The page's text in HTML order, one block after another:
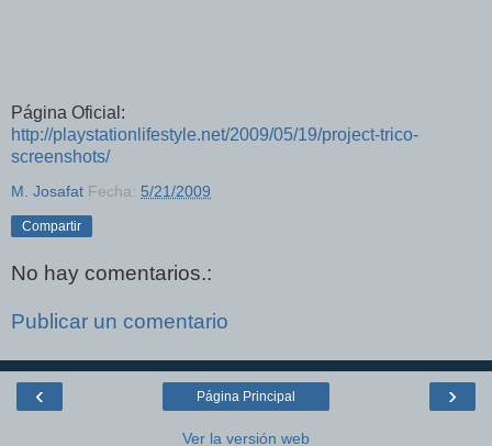
Página Oficial:
http://playstationlifestyle.net/2009/05/19/project-trico-
screenshots/
M. Josafat Fecha: 5/21/2009
Compartir
No hay comentarios.:
Publicar un comentario
‹ ›
Página Principal
Ver la versión web